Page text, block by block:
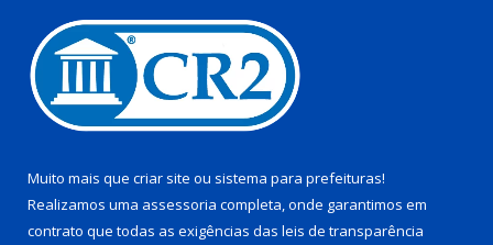
Muito mais que criar site ou sistema para prefeituras!
Realizamos uma assessoria completa, onde garantimos em
contrato que todas as exigências das leis de transparência